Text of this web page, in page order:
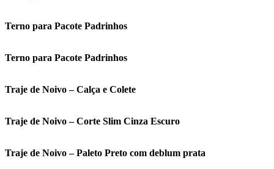
Terno para Pacote Padrinhos
Terno para Pacote Padrinhos
Traje de Noivo – Calça e Colete
Traje de Noivo – Corte Slim Cinza Escuro
Traje de Noivo – Paleto Preto com deblum prata